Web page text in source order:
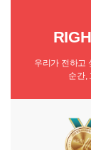
우리가 전하고
순간,